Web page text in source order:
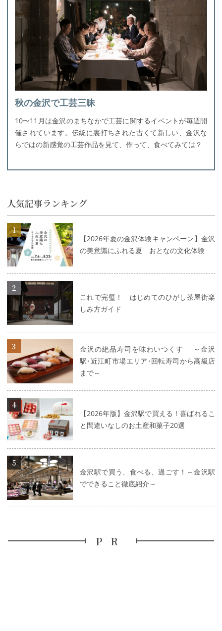
秋の金沢で工芸三昧
10〜11月は金沢のまちなかで工芸に関するイベントが毎週開
催されています。伝統に裏打ちされた古くて新しい、金沢な
らではの新感覚の工芸作品を見て、作って、食べてみては？
人気記事ランキング
【2026年夏の金沢体験キャンペーン】金沢
の美意識にふれる夏 おとなの文化体験
詳細はこちら
これで完璧！ はじめてのひがし茶屋街楽
しみ方ガイド
詳細はこちら
金沢の絶品寿司を味わいつくす ～金沢
駅･近江町市場エリア･回転寿司から高級店
まで～
詳細はこちら
【2026年版】金沢駅で買える！喜ばれるこ
と間違いなしのお土産和菓子20選
詳細はこちら
金沢駅で買う、食べる、過ごす！～金沢駅
でできること徹底紹介～
詳細はこちら
PR